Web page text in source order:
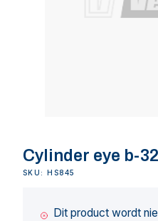
Cylinder eye b-
SKU: HS845
Dit product wordt